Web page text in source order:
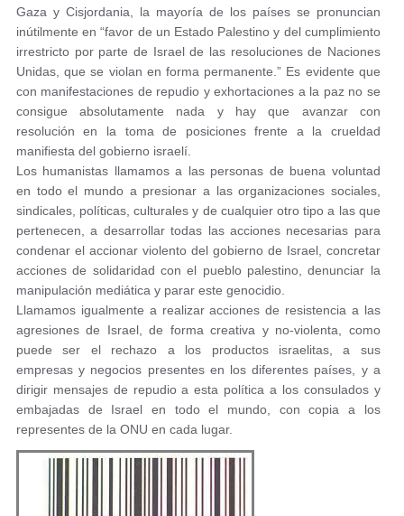
Gaza y Cisjordania, la mayoría de los países se pronuncian
inútilmente en “favor de un Estado Palestino y del cumplimiento
irrestricto por parte de Israel de las resoluciones de Naciones
Unidas, que se violan en forma permanente.” Es evidente que
con manifestaciones de repudio y exhortaciones a la paz no se
consigue absolutamente nada y hay que avanzar con
resolución en la toma de posiciones frente a la crueldad
manifiesta del gobierno israelí.
Los humanistas llamamos a las personas de buena voluntad
en todo el mundo a presionar a las organizaciones sociales,
sindicales, políticas, culturales y de cualquier otro tipo a las que
pertenecen, a desarrollar todas las acciones necesarias para
condenar el accionar violento del gobierno de Israel, concretar
acciones de solidaridad con el pueblo palestino, denunciar la
manipulación mediática y parar este genocidio.
Llamamos igualmente a realizar acciones de resistencia a las
agresiones de Israel, de forma creativa y no-violenta, como
puede ser el rechazo a los productos israelitas, a sus
empresas y negocios presentes en los diferentes países, y a
dirigir mensajes de repudio a esta política a los consulados y
embajadas de Israel en todo el mundo, con copia a los
representes de la ONU en cada lugar.